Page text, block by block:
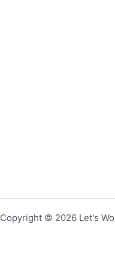
Copyright © 2026 Let's